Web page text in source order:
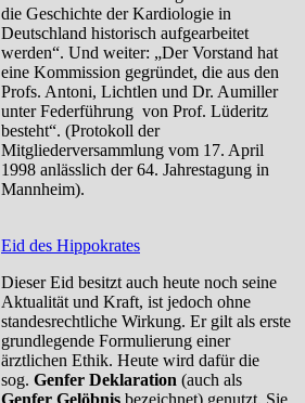
die Geschichte der Kardiologie in
Deutschland historisch aufgearbeitet
werden“. Und weiter: „Der Vorstand hat
eine Kommission gegründet, die aus den
Profs. Antoni, Lichtlen und Dr. Aumiller
unter Federführung von Prof. Lüderitz
besteht“. (Protokoll der
Mitgliederversammlung vom 17. April
1998 anlässlich der 64. Jahrestagung in
Mannheim).
Eid des Hippokrates
Dieser Eid besitzt auch heute noch seine
Aktualität und Kraft, ist jedoch ohne
standesrechtliche Wirkung. Er gilt als erste
grundlegende Formulierung einer
ärztlichen Ethik. Heute wird dafür die
sog. Genfer Deklaration (auch als
Genfer Gelöbnis bezeichnet) genutzt. Sie